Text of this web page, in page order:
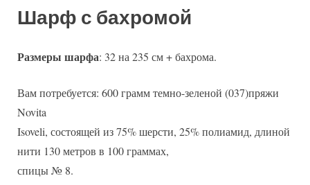
Шарф с бахромой
Размеры шарфа: 32 на 235 см + бахрома.
Вам потребуется: 600 грамм темно-зеленой (037)пряжи
Novita
Isoveli, состоящей из 75% шерсти, 25% полиамид, длиной
нити 130 метров в 100 граммах,
спицы № 8.